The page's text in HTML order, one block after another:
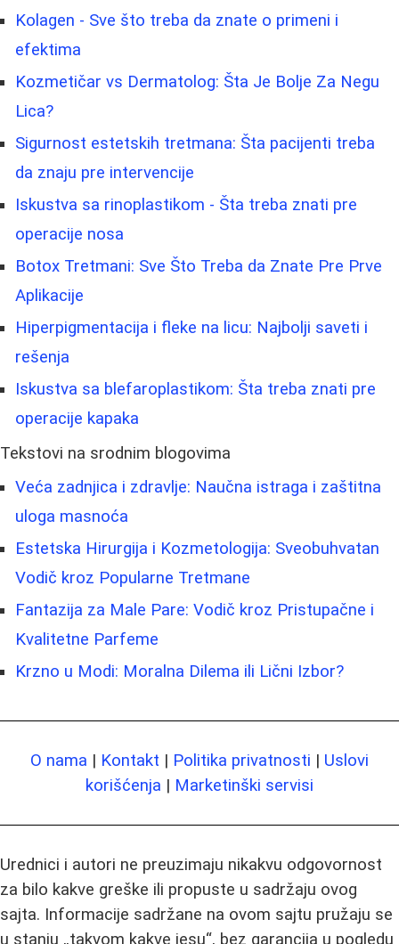
Kolagen - Sve što treba da znate o primeni i
efektima
Kozmetičar vs Dermatolog: Šta Je Bolje Za Negu
Lica?
Sigurnost estetskih tretmana: Šta pacijenti treba
da znaju pre intervencije
Iskustva sa rinoplastikom - Šta treba znati pre
operacije nosa
Botox Tretmani: Sve Što Treba da Znate Pre Prve
Aplikacije
Hiperpigmentacija i fleke na licu: Najbolji saveti i
rešenja
Iskustva sa blefaroplastikom: Šta treba znati pre
operacije kapaka
Tekstovi na srodnim blogovima
Veća zadnjica i zdravlje: Naučna istraga i zaštitna
uloga masnoća
Estetska Hirurgija i Kozmetologija: Sveobuhvatan
Vodič kroz Popularne Tretmane
Fantazija za Male Pare: Vodič kroz Pristupačne i
Kvalitetne Parfeme
Krzno u Modi: Moralna Dilema ili Lični Izbor?
O nama | Kontakt | Politika privatnosti | Uslovi
korišćenja | Marketinški servisi
Urednici i autori ne preuzimaju nikakvu odgovornost
za bilo kakve greške ili propuste u sadržaju ovog
sajta. Informacije sadržane na ovom sajtu pružaju se
u stanju „takvom kakve jesu“, bez garancija u pogledu